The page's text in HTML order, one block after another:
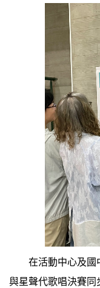
在活動中心及國
與星聲代歌唱決賽同